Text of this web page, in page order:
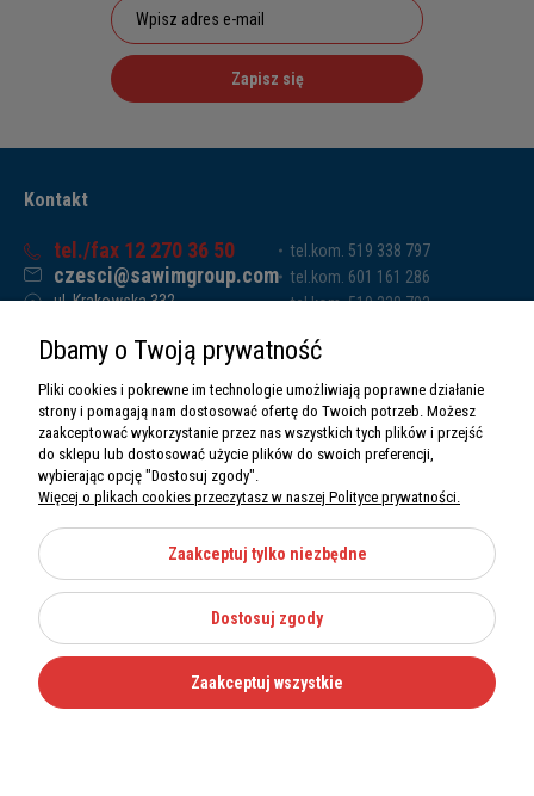
Zapisz się
Kontakt
tel./fax 12 270 36 50
czesci@sawimgroup.com
ul. Krakowska 332,
Sawim Group Mariusz Zdyb sp. k.
NIP: 5130284470
REGON: 5246591010
tel.kom. 519 338 797
tel.kom. 601 161 286
tel.kom. 519 338 793
O nas
Informacje
Moje konto
Kategorie
Dbamy o Twoją prywatność
Pliki cookies i pokrewne im technologie umożliwiają poprawne działanie
strony i pomagają nam dostosować ofertę do Twoich potrzeb. Możesz
zaakceptować wykorzystanie przez nas wszystkich tych plików i przejść
do sklepu lub dostosować użycie plików do swoich preferencji,
wybierając opcję "Dostosuj zgody".
Więcej o plikach cookies przeczytasz w naszej Polityce prywatności.
Zaakceptuj tylko niezbędne
Dostosuj zgody
Zaakceptuj wszystkie